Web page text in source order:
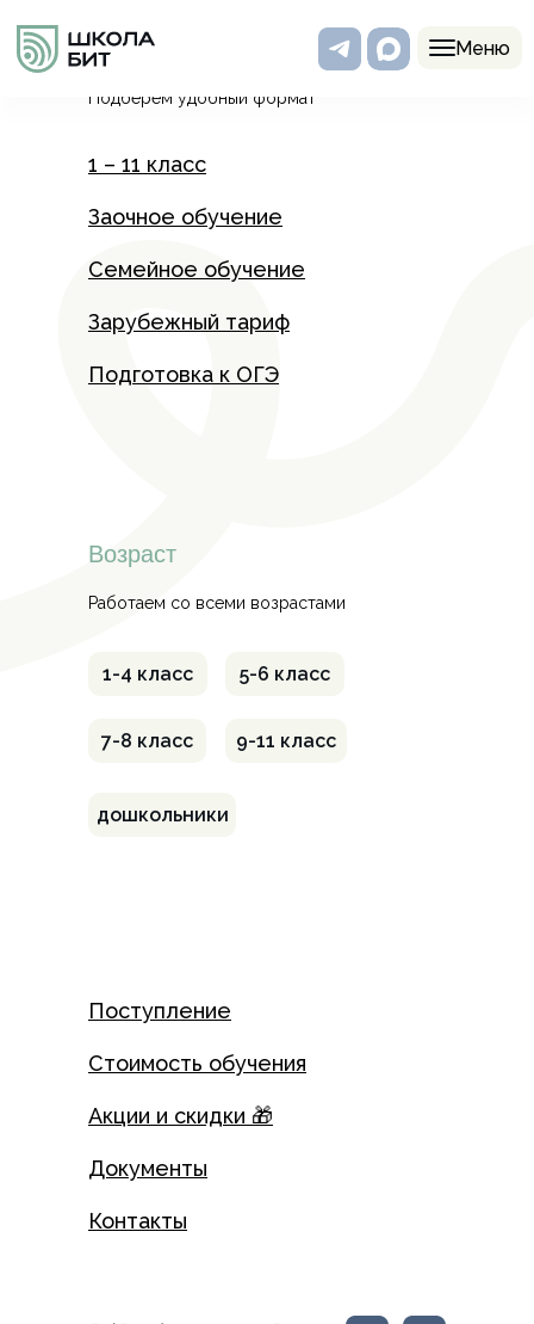
Меню
дошкольники
9-11 класс
7-8 класс
1-4 класс 5-6 класс
Подберем удобный формат
Работаем со всеми возрастами
Программы
Возраст
Поступление
Стоимость обучения
Контакты
Подготовка к ОГЭ
Акции и скидки 🎁
Документы
Семейное обучение
Заочное обучение
1 – 11 класс
Зарубежный тариф